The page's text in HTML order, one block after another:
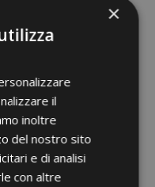
×
il
inoltre
del nostro sito
e di analisi
con altre